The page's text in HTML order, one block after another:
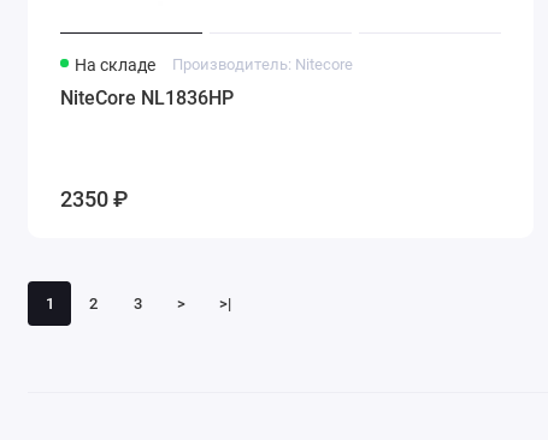
На складе Производитель: Nitecore
NiteCore NL1836HP
2350 ₽
1 2 3 > >|